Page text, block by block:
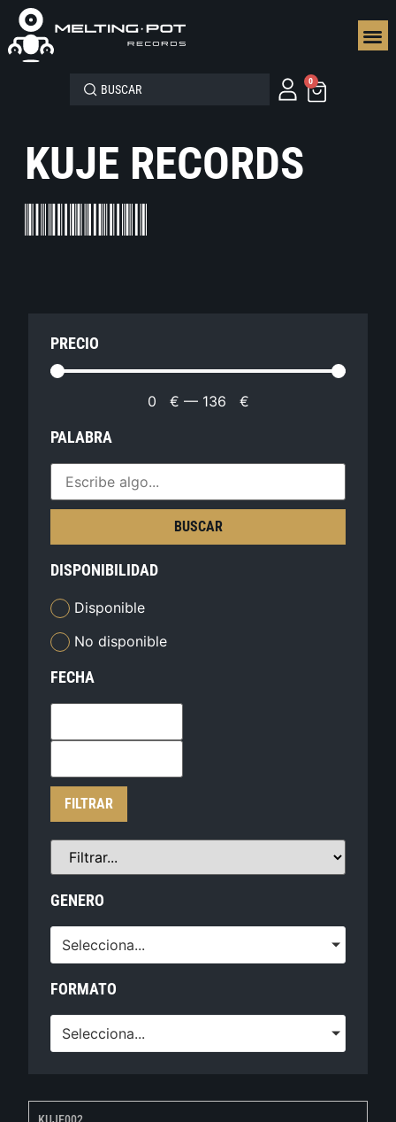
0
KUJE RECORDS
PRECIO
0 € — 136 €
PALABRA
BUSCAR
DISPONIBILIDAD
Disponible
No disponible
FECHA
FILTRAR
GENERO
Selecciona...
FORMATO
Selecciona...